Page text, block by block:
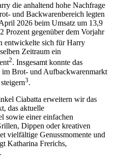
die anhaltend hohe Nachfrage
und Backwarenbereich legten
2026 beim Umsatz um 13,9
Prozent gegenüber dem Vorjahr
entwickelte sich für Harry
Zeitraum ein
2. Insgesamt konnte das
Brot- und Aufbackwarenmarkt
3.
Ciabatta erweitern wir das
das aktuelle
sowie einer einfachen
Dippen oder kreativen
vielfältige Genussmomente und
Katharina Frerichs,